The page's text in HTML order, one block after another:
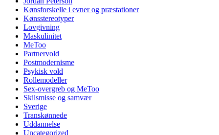
Kønsforskelle i evner og præstationer
Kønsstereotyper
Lovgivning
Maskulinitet
MeToo
Partnervold
Postmodernisme
Psykisk vold
Rollemodeller
Sex-overgreb og MeToo
Skilsmisse og samvær
Sverige
Transkønnede
Uddannelse
Uncategorized